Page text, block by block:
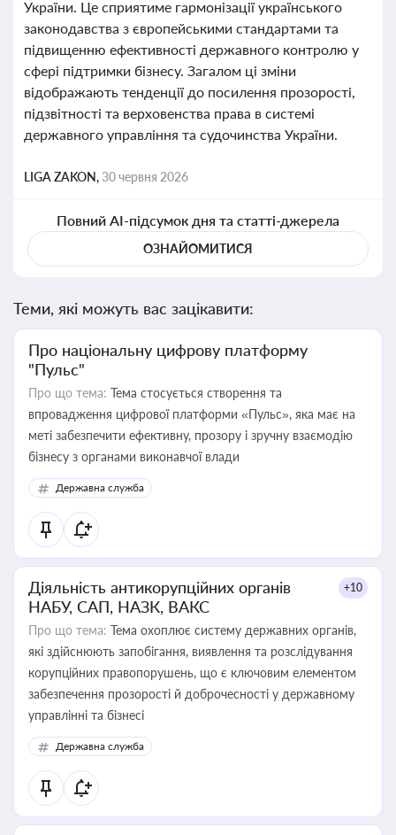
України. Це сприятиме гармонізації українського
законодавства з європейськими стандартами та
підвищенню ефективності державного контролю у
сфері підтримки бізнесу. Загалом ці зміни
відображають тенденції до посилення прозорості,
підзвітності та верховенства права в системі
державного управління та судочинства України.
LIGA ZAKON,30 червня 2026
Повний AI-підсумок дня та статті-джерела
ОЗНАЙОМИТИСЯ
Теми, які можуть вас зацікавити:
Про національну цифрову платформу
"Пульс"
Про що тема: Тема стосується створення та
впровадження цифрової платформи «Пульс», яка має на
меті забезпечити ефективну, прозору і зручну взаємодію
бізнесу з органами виконавчої влади
Державна служба
Діяльність антикорупційних органів
НАБУ, САП, НАЗК, ВАКС
+10
Про що тема: Тема охоплює систему державних органів,
які здійснюють запобігання, виявлення та розслідування
корупційних правопорушень, що є ключовим елементом
забезпечення прозорості й доброчесності у державному
управлінні та бізнесі
Державна служба